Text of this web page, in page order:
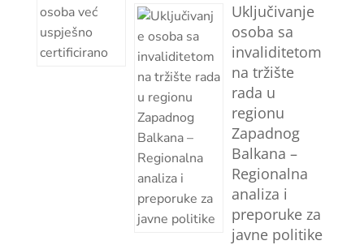
Uključivanje
osoba sa
invaliditetom
na tržište
rada u
regionu
Zapadnog
Balkana –
Regionalna
analiza i
preporuke za
javne politike